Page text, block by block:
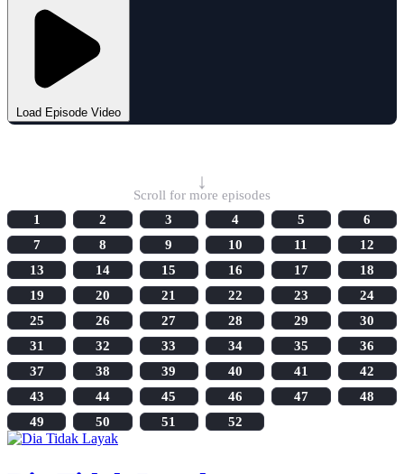
Load Episode Video
↓
Scroll for more episodes
1
2 3 4 5
6
7
8 9 10 11
12
13
14 15 16 17
18
19
20 21 22 23
24
25
26 27 28 29
30
31
32 33 34 35
36
37
38 39 40 41
42
43
44 45 46 47
48
49
50 51 52